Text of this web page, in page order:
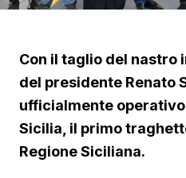
Con il taglio del nastro
del presidente Renato
ufficialmente operativo
Sicilia, il primo
Regione Siciliana.